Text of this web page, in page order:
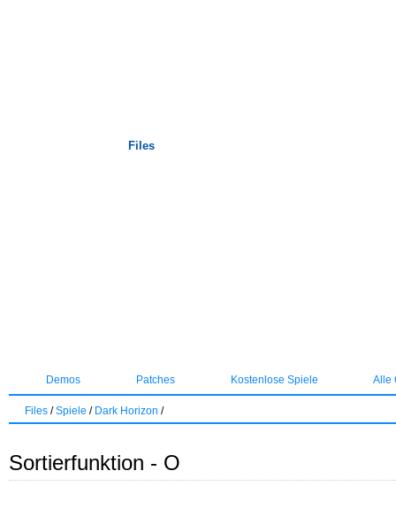
Files
Demos Patches Kostenlose Spiele Alle
Files /Spiele / Dark Horizon /
Sortierfunktion - O